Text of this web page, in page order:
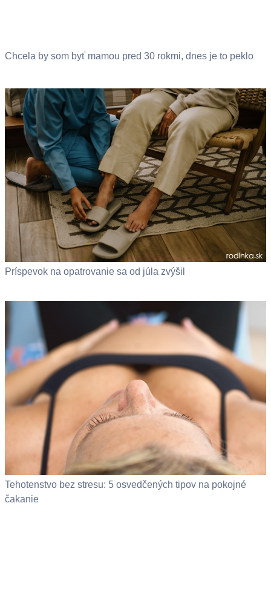
Chcela by som byť mamou pred 30 rokmi, dnes je to peklo
Príspevok na opatrovanie sa od júla zvýšil
Tehotenstvo bez stresu: 5 osvedčených tipov na pokojné
čakanie